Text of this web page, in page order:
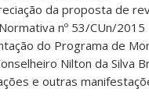
da proposta de
nº 53/CUn/2015
do Programa de
Nilton da Silva
e outras